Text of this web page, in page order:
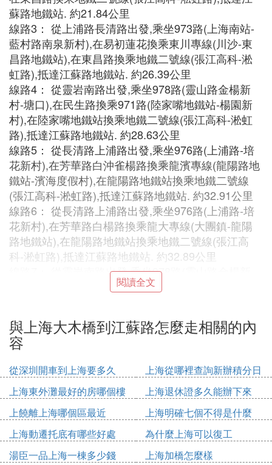
蘇路地鐵站. 約21.84公里
線路3： 從上浦路長清路出發,乘坐973路(上海南站-
藍村路南泉新村),在易初蓮花換乘東川專線(川沙-東
昌路地鐵站),在東昌路換乘地鐵二號線(張江高科-淞
虹路),抵達江蘇路地鐵站. 約26.39公里
線路4： 從靈岩南路出發,乘坐978路(靈山路金楊新
村-塘口),在民生路換乘971路(陸家嘴地鐵站-楊園新
村),在陸家嘴地鐵站換乘地鐵二號線(張江高科-淞虹
路),抵達江蘇路地鐵站. 約28.63公里
線路5： 從長清路上浦路出發,乘坐976路(上浦路-培
花新村),在芳華路白沖雀楊路換乘龍濱專線(龍陽路地
鐵站-濱海度假村),在龍陽路地鐵站換乘地鐵二號線
(張江高科-淞虹路),抵達江蘇路地鐵站. 約32.91公里
線路6： 從長清路上浦路出發,乘坐976路(上浦路-培
花新村),在芳華路白楊路換乘龍大專線(大團鎮-龍陽
路地鐵站),在龍陽路地鐵站換乘地鐵二號線(張江高
科-淞虹路),抵達江蘇路地鐵站. 約32.89公里
線路7： 從靈岩南路出發,乘坐978路(靈山路金楊新
村-塘口),在浦電路換乘1路(南泉新村-桃浦公路),抵達
線路8： 從靈岩南路出發,乘坐978路(靈山路金楊新
村-塘口),在北洋涇路換乘85路(長島路-陸家嘴地鐵
站),在陸家嘴地鐵站換乘地鐵二號線(張江高科-淞虹
路),抵達江蘇路地鐵站. 約31.95公里
線路9： 從凌兆新村出發,乘坐583路(陸家嘴-凌兆新
村),在世紀大道地鐵站換乘地鐵二號線(張江高科-淞
虹路),抵達江蘇路地鐵站. 約26.61公里
線路10： 從凌兆新村出發,乘坐583路(陸家嘴-凌兆新
村),在南浦大散察早橋換乘795路(陸家嘴地鐵站-三林
城),在陸家嘴地鐵站換乘地鐵二號線(張江高科-淞虹
閱讀全文
與上海大木橋到江蘇路怎麼走相關的內
容
從深圳開車到上海要多久
上海從哪裡查詢新辦積分日
期
上海東外灘最好的房哪個樓
上海退休證多久能辦下來
上饒離上海哪個區最近
上海明確七個不得是什麼
上海動遷托底有哪些好處
為什麼上海可以復工
湯臣一品上海一棟多少錢
上海加橋怎麼樣